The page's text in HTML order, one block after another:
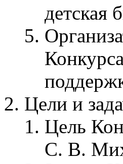
детская
Цели и
Цель
С. В.